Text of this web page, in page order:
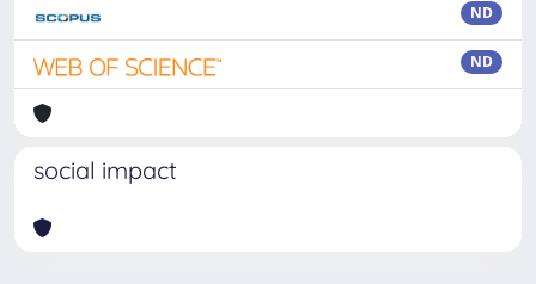
ND
ND
social impact